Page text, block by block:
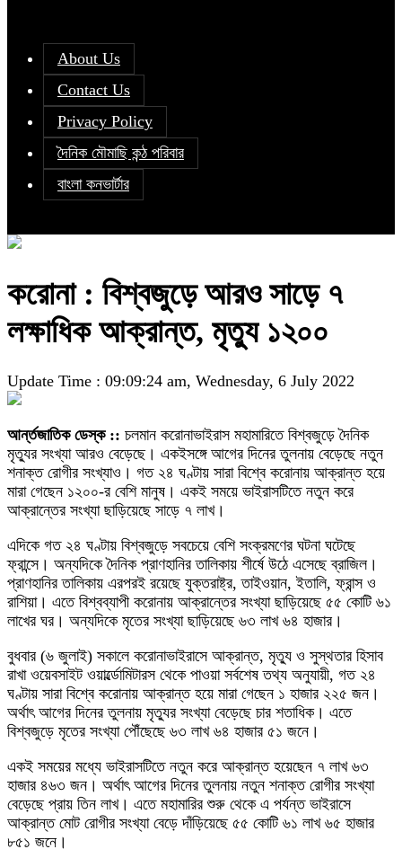
About Us
Contact Us
Privacy Policy
দৈনিক মৌমাছি কন্ঠ পরিবার
বাংলা কনভার্টার
করোনা : বিশ্বজুড়ে আরও সাড়ে ৭
লক্ষাধিক আক্রান্ত, মৃত্যু ১২০০
Update Time : 09:09:24 am, Wednesday, 6 July 2022
আর্ন্তজাতিক ডেস্ক :: চলমান করোনাভাইরাস মহামারিতে বিশ্বজুড়ে দৈনিক
মৃত্যুর সংখ্যা আরও বেড়েছে। একইসঙ্গে আগের দিনের তুলনায় বেড়েছে নতুন
শনাক্ত রোগীর সংখ্যাও। গত ২৪ ঘণ্টায় সারা বিশ্বে করোনায় আক্রান্ত হয়ে
মারা গেছেন ১২০০-র বেশি মানুষ। একই সময়ে ভাইরাসটিতে নতুন করে
আক্রান্তের সংখ্যা ছাড়িয়েছে সাড়ে ৭ লাখ।
এদিকে গত ২৪ ঘণ্টায় বিশ্বজুড়ে সবচেয়ে বেশি সংক্রমণের ঘটনা ঘটেছে
ফ্রান্সে। অন্যদিকে দৈনিক প্রাণহানির তালিকায় শীর্ষে উঠে এসেছে ব্রাজিল।
প্রাণহানির তালিকায় এরপরই রয়েছে যুক্তরাষ্ট্র, তাইওয়ান, ইতালি, ফ্রান্স ও
রাশিয়া। এতে বিশ্বব্যাপী করোনায় আক্রান্তের সংখ্যা ছাড়িয়েছে ৫৫ কোটি ৬১
লাখের ঘর। অন্যদিকে মৃতের সংখ্যা ছাড়িয়েছে ৬৩ লাখ ৬৪ হাজার।
বুধবার (৬ জুলাই) সকালে করোনাভাইরাসে আক্রান্ত, মৃত্যু ও সুস্থতার হিসাব
রাখা ওয়েবসাইট ওয়ার্ল্ডোমিটারস থেকে পাওয়া সর্বশেষ তথ্য অনুযায়ী, গত ২৪
ঘণ্টায় সারা বিশ্বে করোনায় আক্রান্ত হয়ে মারা গেছেন ১ হাজার ২২৫ জন।
অর্থাৎ আগের দিনের তুলনায় মৃত্যুর সংখ্যা বেড়েছে চার শতাধিক। এতে
বিশ্বজুড়ে মৃতের সংখ্যা পৌঁছেছে ৬৩ লাখ ৬৪ হাজার ৫১ জনে।
একই সময়ের মধ্যে ভাইরাসটিতে নতুন করে আক্রান্ত হয়েছেন ৭ লাখ ৬৩
হাজার ৪৬৩ জন। অর্থাৎ আগের দিনের তুলনায় নতুন শনাক্ত রোগীর সংখ্যা
বেড়েছে প্রায় তিন লাখ। এতে মহামারির শুরু থেকে এ পর্যন্ত ভাইরাসে
আক্রান্ত মোট রোগীর সংখ্যা বেড়ে দাঁড়িয়েছে ৫৫ কোটি ৬১ লাখ ৬৫ হাজার
৮৫১ জনে।